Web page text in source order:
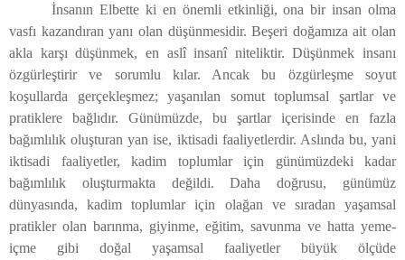
İnsanın Elbette ki en önemli etkinliği, ona bir insan olma
vasfı kazandıran yanı olan düşünmesidir. Beşeri doğamıza ait olan
akla karşı düşünmek, en aslî insanî niteliktir. Düşünmek insanı
özgürleştirir ve sorumlu kılar. Ancak bu özgürleşme soyut
koşullarda gerçekleşmez; yaşanılan somut toplumsal şartlar ve
pratiklere bağlıdır. Günümüzde, bu şartlar içerisinde en fazla
bağımlılık oluşturan yan ise, iktisadi faaliyetlerdir. Aslında bu, yani
iktisadi faaliyetler, kadim toplumlar için günümüzdeki kadar
bağımlılık oluşturmakta değildi. Daha doğrusu, günümüz
dünyasında, kadim toplumlar için olağan ve sıradan yaşamsal
pratikler olan barınma, giyinme, eğitim, savunma ve hatta yeme-
içme gibi doğal yaşamsal faaliyetler büyük ölçüde